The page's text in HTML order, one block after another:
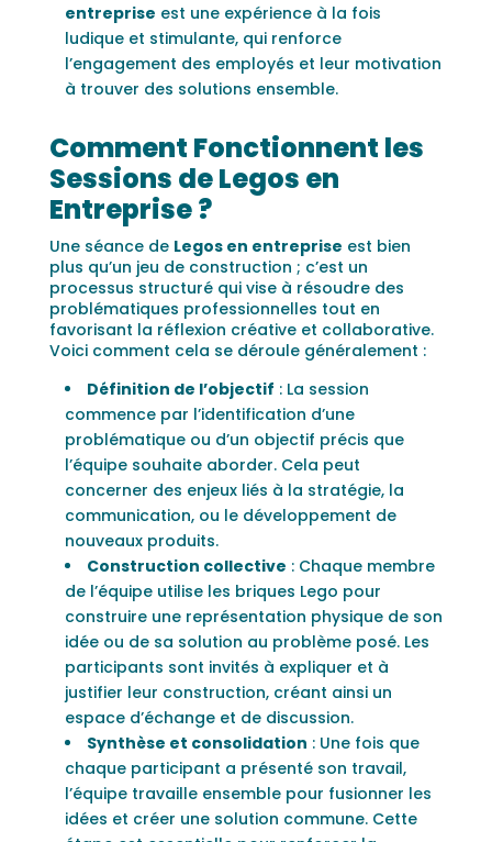
entreprise est une expérience à la fois
ludique et stimulante, qui renforce
l’engagement des employés et leur motivation
à trouver des solutions ensemble.
Comment Fonctionnent les
Sessions de Legos en
Entreprise ?
Une séance de Legos en entreprise est bien
plus qu’un jeu de construction ; c’est un
processus structuré qui vise à résoudre des
problématiques professionnelles tout en
favorisant la réflexion créative et collaborative.
Voici comment cela se déroule généralement :
Définition de l’objectif : La session
commence par l’identification d’une
problématique ou d’un objectif précis que
l’équipe souhaite aborder. Cela peut
concerner des enjeux liés à la stratégie, la
communication, ou le développement de
nouveaux produits.
Construction collective : Chaque membre
de l’équipe utilise les briques Lego pour
construire une représentation physique de son
idée ou de sa solution au problème posé. Les
participants sont invités à expliquer et à
justifier leur construction, créant ainsi un
espace d’échange et de discussion.
Synthèse et consolidation : Une fois que
chaque participant a présenté son travail,
l’équipe travaille ensemble pour fusionner les
idées et créer une solution commune. Cette